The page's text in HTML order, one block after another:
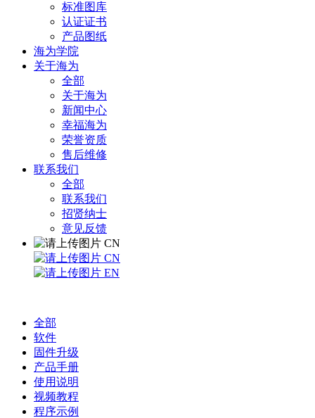
标准图库
认证证书
产品图纸
海为学院
关于海为
全部
关于海为
新闻中心
幸福海为
荣誉资质
售后维修
联系我们
全部
联系我们
招贤纳士
意见反馈
CN
CN
EN
全部
软件
固件升级
产品手册
使用说明
视频教程
程序示例